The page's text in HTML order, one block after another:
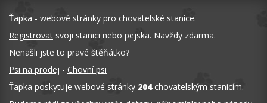
Ťapka - webové stránky pro chovatelské stanice.
Registrovat svoji stanici nebo pejska. Navždy zdarma.
Nenašli jste to pravé štěňátko?
Psi na prodej - Chovní psi
Ťapka poskytuje webové stránky 204chovatelským stanicím.